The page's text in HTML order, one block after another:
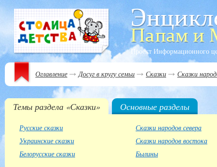
Проект Информационного
Оглавление Досуг в кругу семьи Сказки Сказки
Темы раздела «Сказки» Основные разделы
Русские сказки
Украинские сказки
Белорусские сказки
Сказки народов севера
Сказки народов востока
Былины